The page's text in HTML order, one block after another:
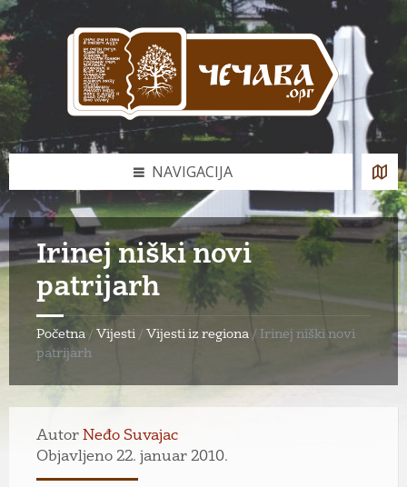
Skip
to
content
Skip
to
left
sidebar
Skip
to
footer
NAVIGACIJA
Irinej niški novi
patrijarh
Početna / Vijesti / Vijesti iz regiona / Irinej niški novi
patrijarh
Autor Neđo Suvajac
Objavljeno 22. januar 2010.